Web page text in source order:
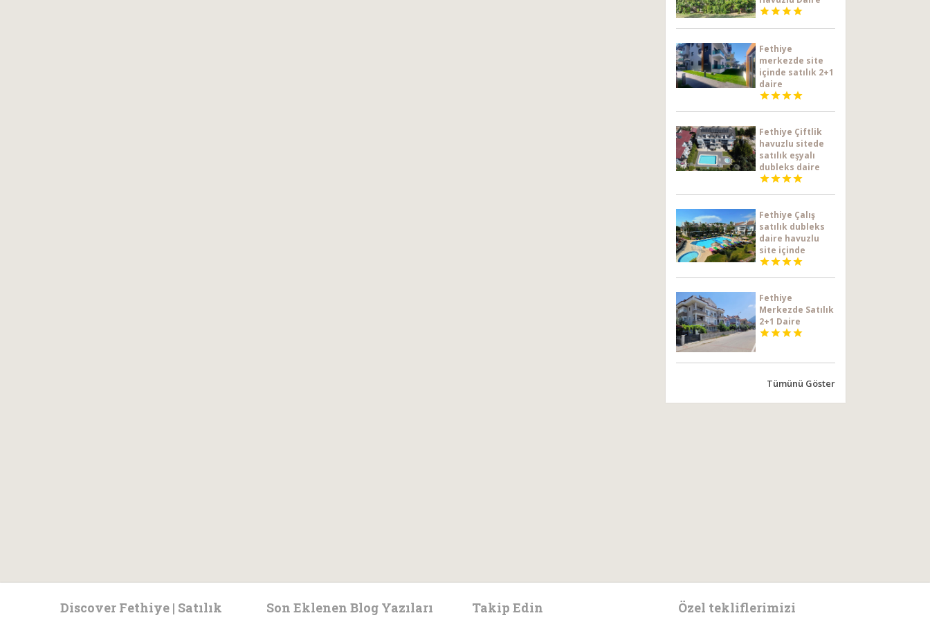

Fethiye
merkezde site
içinde satılık 2+1
daire

Fethiye Çiftlik
havuzlu sitede
satılık eşyalı
dubleks daire

Fethiye Çalış
satılık dubleks
daire havuzlu
site içinde

Fethiye
Merkezde Satılık
2+1 Daire

Tümünü Göster
Discover Fethiye | Satılık
Son Eklenen Blog Yazıları Takip Edin
Özel tekliflerimizi